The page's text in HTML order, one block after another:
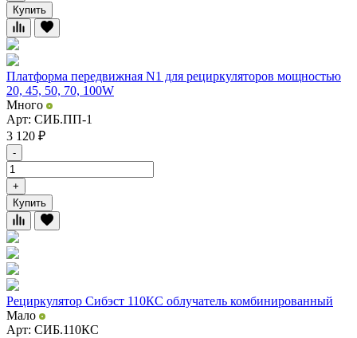
Купить
Платформа передвижная N1 для рециркуляторов мощностью
20, 45, 50, 70, 100W
Много
Арт: СИБ.ПП-1
3 120 ₽
-
+
Купить
Рециркулятор Сибэст 110КС облучатель комбинированный
Мало
Арт: СИБ.110КС